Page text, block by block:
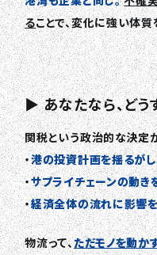
ることで、変化に強い体質
▶ あなたなら、どう
関税という政治的な決定
・港の投資計画を揺るがし
・サプライチェーンの動き
・経済全体の流れに影響を
物流って、ただモノを動か